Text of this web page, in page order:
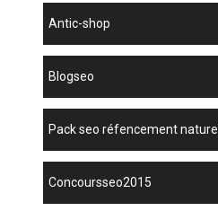
antic-shop
blogseo
pack seo réfencement naturel
concoursseo2015